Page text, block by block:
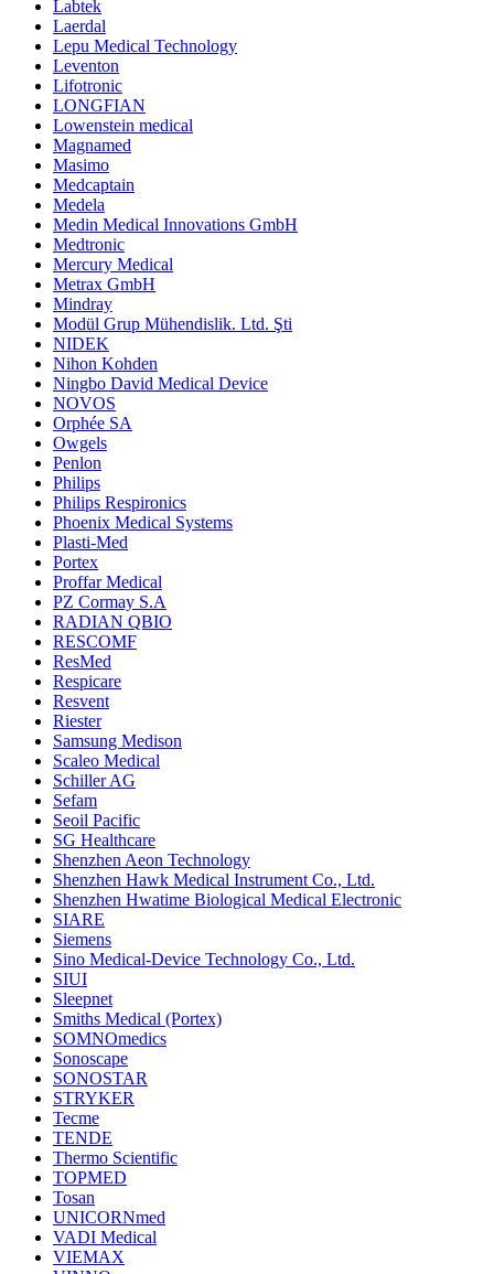
Labtek
Laerdal
Lepu Medical Technology
Leventon
Lifotronic
LONGFIAN
Lowenstein medical
Magnamed
Masimo
Medcaptain
Medela
Medin Medical Innovations GmbH
Medtronic
Mercury Medical
Metrax GmbH
Mindray
Modül Grup Mühendislik. Ltd. Şti
NIDEK
Nihon Kohden
Ningbo David Medical Device
NOVOS
Orphée SA
Owgels
Penlon
Philips
Philips Respironics
Phoenix Medical Systems
Plasti-Med
Portex
Proffar Medical
PZ Cormay S.A
RADIAN QBIO
RESCOMF
ResMed
Respicare
Resvent
Riester
Samsung Medison
Scaleo Medical
Schiller AG
Sefam
Seoil Pacific
SG Healthcare
Shenzhen Aeon Technology
Shenzhen Hawk Medical Instrument Co., Ltd.
Shenzhen Hwatime Biological Medical Electronic
SIARE
Siemens
Sino Medical-Device Technology Co., Ltd.
SIUI
Sleepnet
Smiths Medical (Portex)
SOMNOmedics
Sonoscape
SONOSTAR
STRYKER
Tecme
TENDE
Thermo Scientific
TOPMED
Tosan
UNICORNmed
VADI Medical
VIEMAX